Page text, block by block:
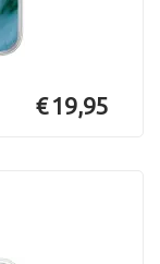
€ 19,95